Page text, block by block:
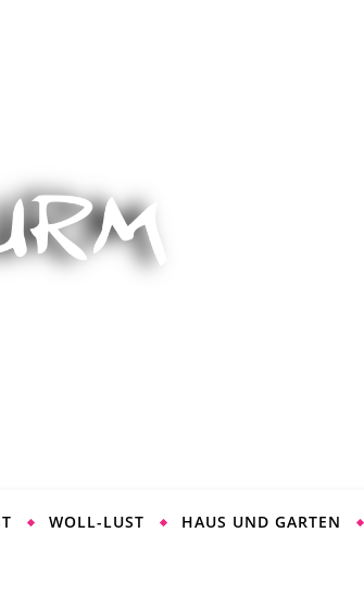
WOLL-LUST HAUS UND GARTEN